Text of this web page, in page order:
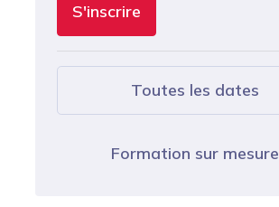
S'inscrire
Toutes les dates
Formation sur mesure